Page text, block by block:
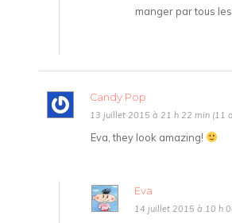
manger par tous
Candy Pop
13 juillet 2015 à 21 h 22 min (11
Eva, they look amazing!
Eva
14 juillet 2015 à 10 h